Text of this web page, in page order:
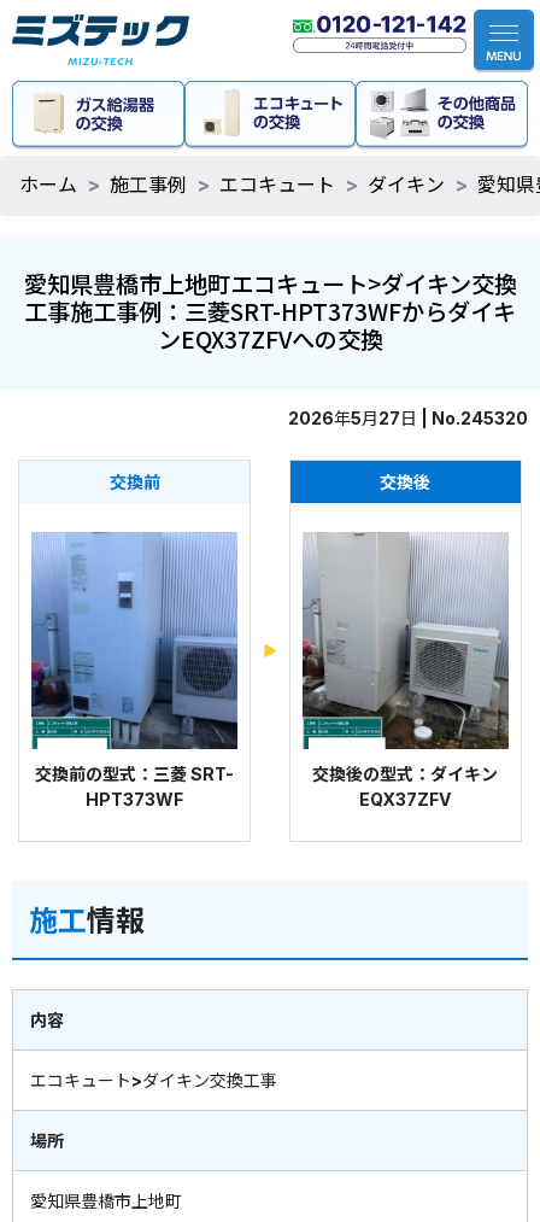
ホーム 施工事例 エコキュート ダイキン 愛知
愛知県豊橋市上地町エコキュート>ダイキン交換
工事施工事例：三菱SRT-HPT373WFからダイキ
ンEQX37ZFVへの交換
2026年5月27日 | No.245320
交換前
交換前の型式：三菱 SRT-
HPT373WF
交換後
交換後の型式：ダイキン
EQX37ZFV
施工情報
内容
エコキュート>ダイキン交換工事
場所
愛知県豊橋市上地町